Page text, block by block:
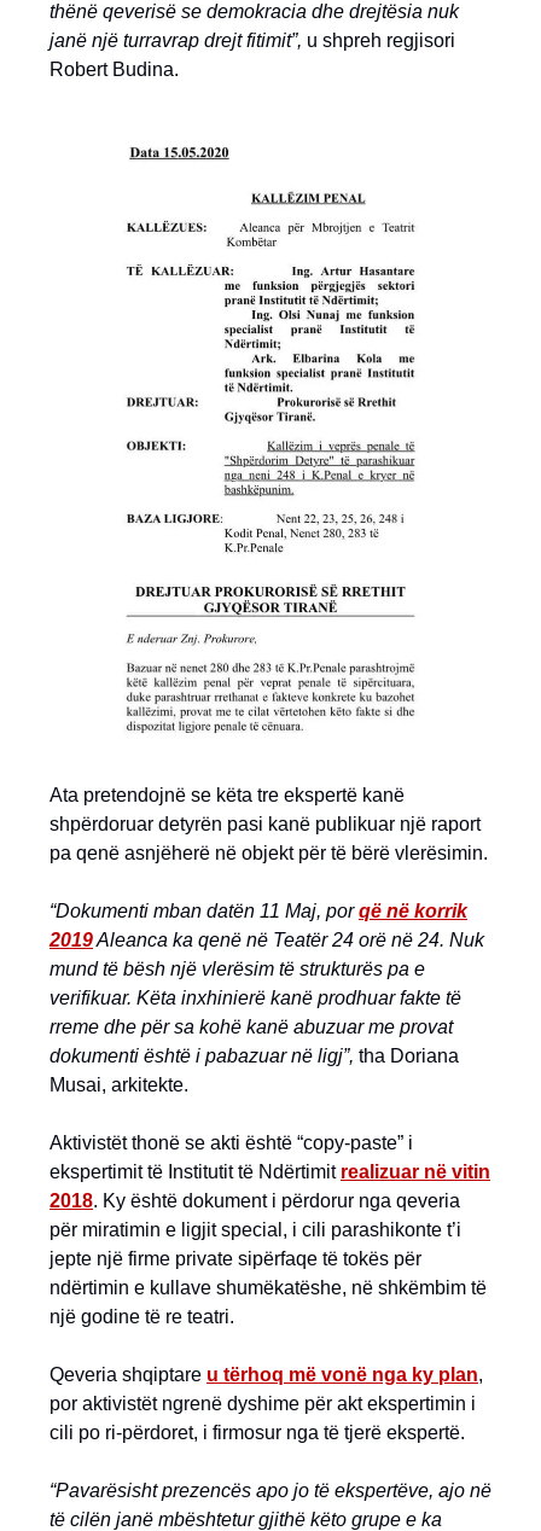
thënë qeverisë se demokracia dhe drejtësia nuk
janë një turravrap drejt fitimit”, u shpreh regjisori
Robert Budina.
Ata pretendojnë se këta tre ekspertë kanë
shpërdoruar detyrën pasi kanë publikuar një raport
pa qenë asnjëherë në objekt për të bërë vlerësimin.
“Dokumenti mban datën 11 Maj, porqë në korrik
2019Aleanca ka qenë në Teatër 24 orë në 24. Nuk
mund të bësh një vlerësim të strukturës pa e
verifikuar. Këta inxhinierë kanë prodhuar fakte të
rreme dhe për sa kohë kanë abuzuar me provat
dokumenti është i pabazuar në ligj”, tha Doriana
Musai, arkitekte.
Aktivistët thonë se akti është “copy-paste” i
ekspertimit të Institutit të Ndërtimit realizuar në vitin
2018. Ky është dokument i përdorur nga qeveria
për miratimin e ligjit special, i cili parashikonte t’i
jepte një firme private sipërfaqe të tokës për
ndërtimin e kullave shumëkatëshe, në shkëmbim të
një godine të re teatri.
Qeveria shqiptare u tërhoq më vonë nga ky plan,
por aktivistët ngrenë dyshime për akt ekspertimin i
cili po ri-përdoret, i firmosur nga të tjerë ekspertë.
“Pavarësisht prezencës apo jo të ekspertëve, ajo në
të cilën janë mbështetur gjithë këto grupe e ka